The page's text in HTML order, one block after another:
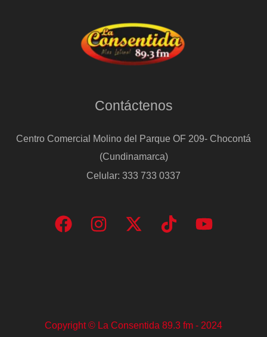
Contáctenos
Centro Comercial Molino del Parque OF 209- Chocontá
(Cundinamarca)
Celular: 333 733 0337
Copyright © La Consentida 89.3 fm - 2024